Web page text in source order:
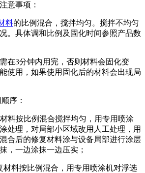
意事项：
料的比例混合，搅拌均匀。搅拌不均匀
。具体调和比例及固化时间参照产品数
在3分钟内用完，否则材料会固化变
使用，如果使用固化后的材料会出现局
序：
料按比例混合搅拌均匀，用专用喷涂
处理，对局部小区域改用人工处理，用
合后的修复材料涂与设备局部进行涂层
，一边涂抹一边压实；
料按比例混合，用专用喷涂机对浮选